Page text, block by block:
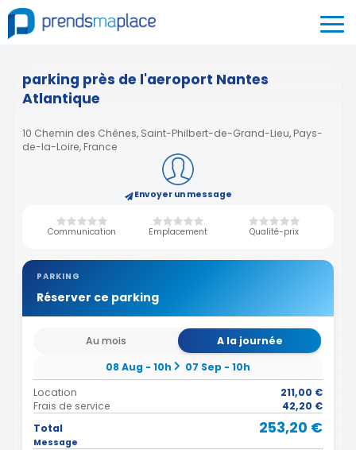
parking près de l'aeroport Nantes
Atlantique
10 Chemin des Chênes, Saint-Philbert-de-Grand-Lieu, Pays-
de-la-Loire, France
Envoyer un message
Communication Emplacement Qualité-prix
PARKING
Réserver ce parking
Au mois
A la journée
08 Aug - 10h
07 Sep - 10h
Location
211,00 €
Frais de service
42,20 €
Total
253,20 €
Message